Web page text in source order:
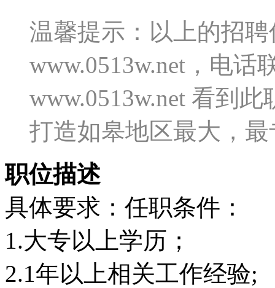
温馨提示：以上的招
www.0513w.net，电
www.0513w.net 看到
打造如皋地区最大，
职位描述
具体要求：任职条件：
1.大专以上学历；
2.1年以上相关工作经验;